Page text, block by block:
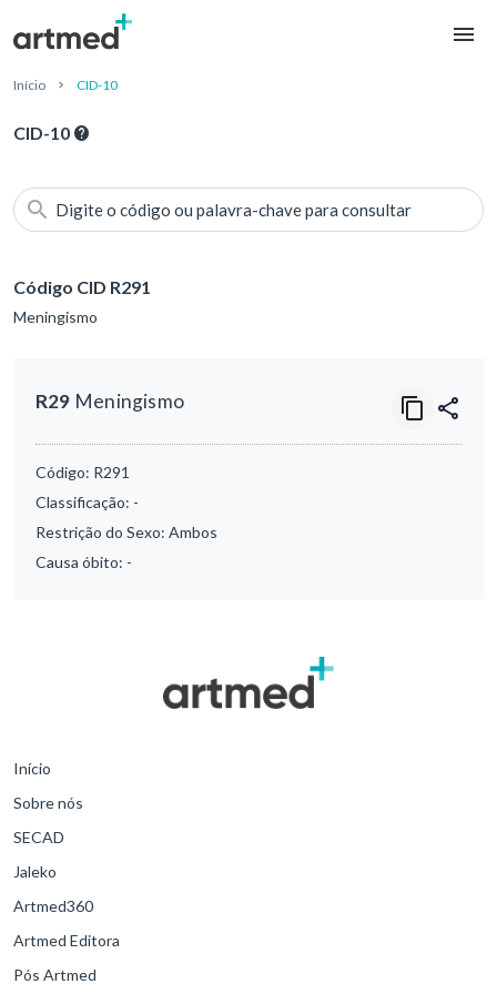
Início CID-10
CID-10
Digite o código ou palavra-chave para consultar
Código CID R291
Meningismo
R29 Meningismo
Código: R291
Classificação: -
Restrição do Sexo: Ambos
Causa óbito: -
Início
Sobre nós
SECAD
Jaleko
Artmed360
Artmed Editora
Pós Artmed